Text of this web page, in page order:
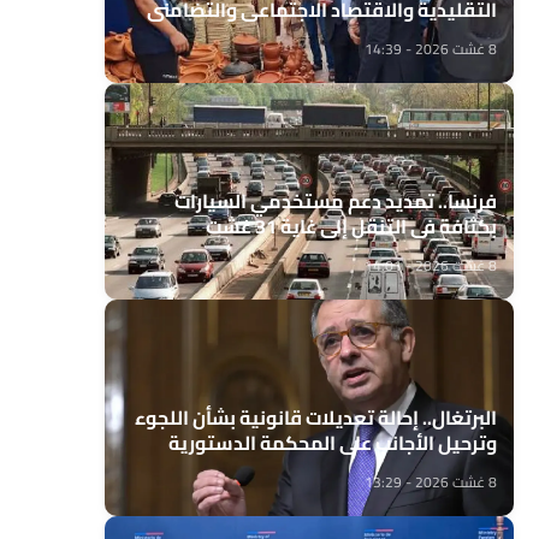
التقليدية والاقتصاد الاجتماعي والتضامني
8 غشت 2026 - 14:39
فرنسا.. تمديد دعم مستخدمي السيارات
بكثافة في التنقل إلى غاية 31 غشت
8 غشت 2026 - 14:01
البرتغال.. إحالة تعديلات قانونية بشأن اللجوء
وترحيل الأجانب على المحكمة الدستورية
8 غشت 2026 - 13:29